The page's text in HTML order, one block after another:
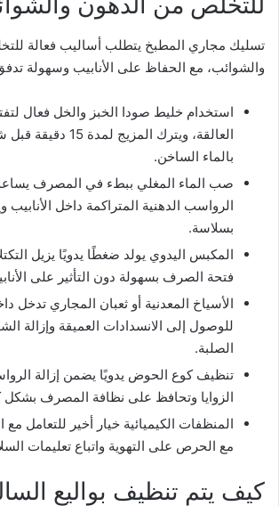
تسليك مجاري المطبخ يتطلب أساليب فعالة
والشوائب، مع الحفاظ على الأنابيب وسهولة
استخدام خليط صودا الخبز والخل فعال
العالقة، ويترك المزيج
بالماء الساخن.
صب الماء المغلي ببطء في المصرف
الرواسب الدهنية المتراكمة داخل الأنابيب
بسلاسة.
المكبس اليدوي يولد ضغطًا يدويًا يزيل
فتحة الصرف بسهولة دون التأثير على
الأسياخ المعدنية أو ثعبان المجاري تدخل
للوصول إلى الانسدادات العميقة وإزالة
الصلبة.
تنظيف كوع الحوض يدويًا يضمن إزالة
الزوايا وتحافظ على نظافة المصرف بشكل
المنظفات الكيميائية خيار أخير للتعامل مع
مع الحرص على التهوية واتباع تعليمات
كيف يتم تنظيف بواليع